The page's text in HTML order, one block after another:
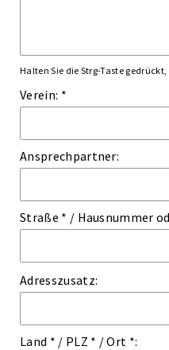
Halten Sie die Strg-Taste
Verein: *
Ansprechpartner:
Straße * / Hausnummer
Adresszusatz:
Land * / PLZ * /Ort *: